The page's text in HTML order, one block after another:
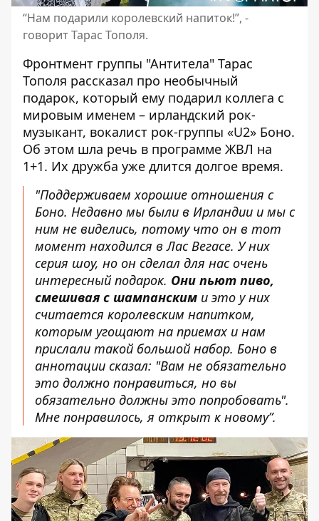
“Нам подарили королевский напиток!”, -
говорит Тарас Тополя.
Фронтмент группы "Антитела" Тарас
Тополя рассказал про необычный
подарок, который ему подарил коллега с
мировым именем – ирландский рок-
музыкант, вокалист рок-группы «U2» Боно.
Об этом шла речь в программе ЖВЛ на
1+1. Их дружба уже длится долгое время.
"Поддерживаем хорошие отношения с
Боно. Недавно мы были в Ирландии и мы с
ним не виделись, потому что он в тот
момент находился в Лас Вегасе. У них
серия шоу, но он сделал для нас очень
интересный подарок. Они пьют пиво,
смешивая с шампанским и это у них
считается королевским напитком,
которым угощают на приемах и нам
прислали такой большой набор. Боно в
аннотации сказал: "Вам не обязательно
это должно понравиться, но вы
обязательно должны это попробовать".
Мне понравилось, я открыт к новому”.